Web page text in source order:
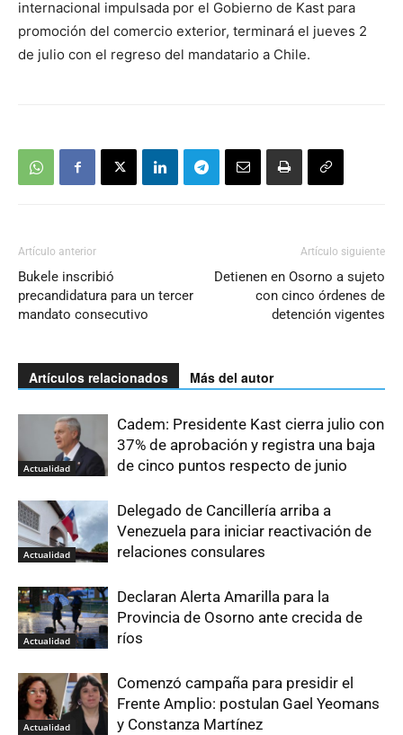
internacional impulsada por el Gobierno de Kast para
promoción del comercio exterior, terminará el jueves 2
de julio con el regreso del mandatario a Chile.
Artículo anterior
Bukele inscribió
precandidatura para un tercer
mandato consecutivo
Artículo siguiente
Detienen en Osorno a sujeto
con cinco órdenes de
detención vigentes
Artículos relacionados Más del autor
Actualidad
Cadem: Presidente Kast cierra julio con
37% de aprobación y registra una baja
de cinco puntos respecto de junio
Actualidad
Delegado de Cancillería arriba a
Venezuela para iniciar reactivación de
relaciones consulares
Actualidad
Declaran Alerta Amarilla para la
Provincia de Osorno ante crecida de
ríos
Actualidad
Comenzó campaña para presidir el
Frente Amplio: postulan Gael Yeomans
y Constanza Martínez